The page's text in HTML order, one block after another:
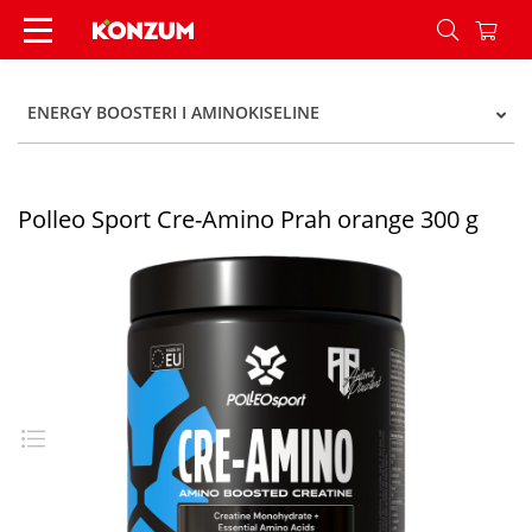
Polleo Sport Cre-Amino Prah orange 300 g -
ENERGY BOOSTERI I AMINOKISELINE
Polleo Sport Cre-Amino Prah orange 300 g